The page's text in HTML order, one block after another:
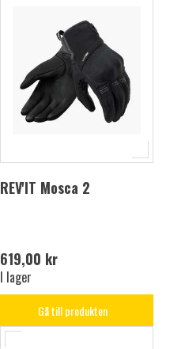
REV'IT Mosca 2
619,00 kr
I lager
Gå till produkten